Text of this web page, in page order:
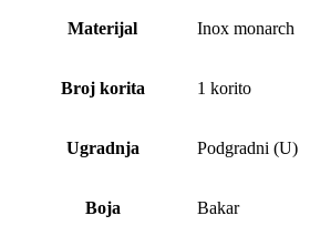
Materijal Inox monarch
Broj korita 1 korito
Ugradnja Podgradni (U)
Boja Bakar